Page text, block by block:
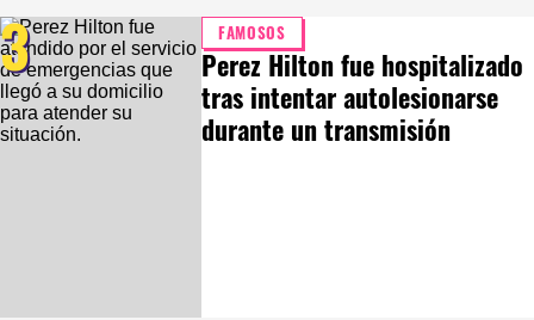
3 FAMOSOS
Perez Hilton fue hospitalizado
tras intentar autolesionarse
durante un transmisión